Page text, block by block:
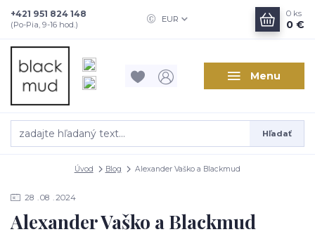
Menu
EUR
Hľadať
+421 951 824 148
(Po-Pia, 9-16 hod.)
0 ks
0 €
Úvod Blog Alexander Vaško a Blackmud
28 08 2024
Alexander Vaško a Blackmud